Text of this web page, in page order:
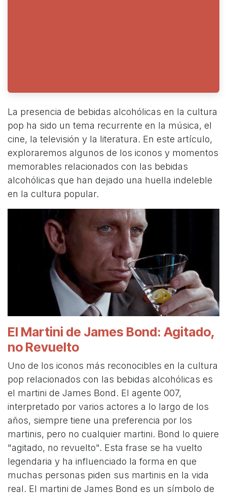
La presencia de bebidas alcohólicas en la cultura
pop ha sido un tema recurrente en la música, el
cine, la televisión y la literatura. En este artículo,
exploraremos algunos de los iconos y momentos
memorables relacionados con las bebidas
alcohólicas que han dejado una huella indeleble
en la cultura popular.
El Martini de James Bond: Agitado,
no Revuelto
Uno de los iconos más reconocibles en la cultura
pop relacionados con las bebidas alcohólicas es
el martini de James Bond. El agente 007,
interpretado por varios actores a lo largo de los
años, siempre tiene una preferencia por los
martinis, pero no cualquier martini. Bond lo quiere
"agitado, no revuelto". Esta frase se ha vuelto
legendaria y ha influenciado la forma en que
muchas personas piden sus martinis en la vida
real. El martini de James Bond es un símbolo de